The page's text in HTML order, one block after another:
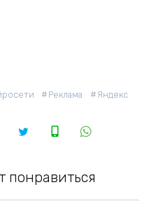
Реклама Яндекс
понравиться